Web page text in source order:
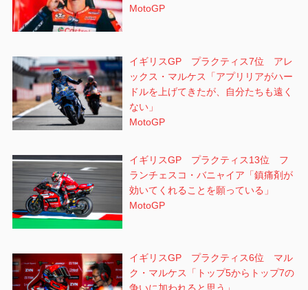
MotoGP
イギリスGP プラクティス7位 アレ
ックス・マルケス「アプリリアがハー
ドルを上げてきたが、自分たちも遠く
ない」
MotoGP
イギリスGP プラクティス13位 フ
ランチェスコ・バニャイア「鎮痛剤が
効いてくれることを願っている」
MotoGP
イギリスGP プラクティス6位 マル
ク・マルケス「トップ5からトップ7の